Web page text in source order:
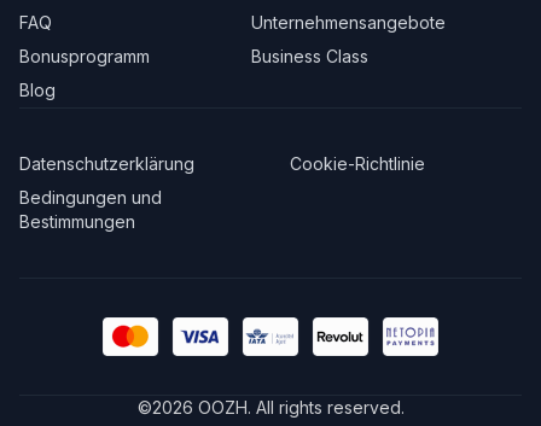
FAQ
Bonusprogramm
Blog
Unternehmensangebote
Business Class
Datenschutzerklärung
Cookie-Richtlinie
Bedingungen und
Bestimmungen
©2026 OOZH. All rights reserved.